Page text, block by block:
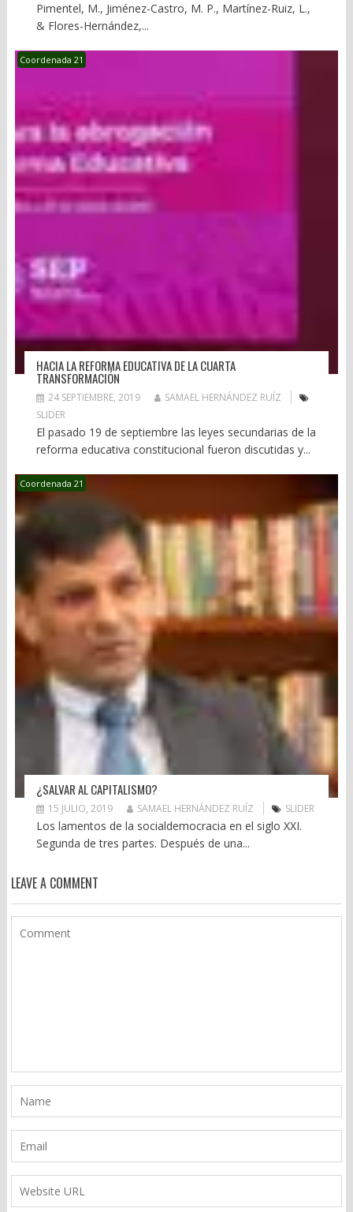
Pimentel, M., Jiménez-Castro, M. P., Martínez-Ruiz, L.,
& Flores-Hernández,...
Coordenada 21
HACIA LA REFORMA EDUCATIVA DE LA CUARTA
TRANSFORMACIÓN
24 SEPTIEMBRE, 2019
SAMAEL HERNÁNDEZ RUÍZ
SLIDER
El pasado 19 de septiembre las leyes secundarias de la
reforma educativa constitucional fueron discutidas y...
Coordenada 21
¿SALVAR AL CAPITALISMO?
15 JULIO, 2019 SAMAEL HERNÁNDEZ RUÍZ SLIDER
Los lamentos de la socialdemocracia en el siglo XXI.
Segunda de tres partes. Después de una...
LEAVE A COMMENT